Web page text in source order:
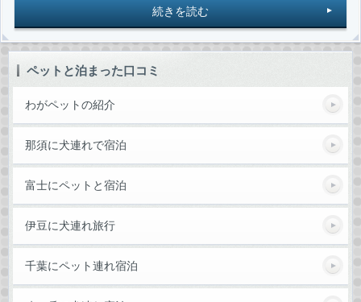
続きを読む
ペットと泊まった口コミ
わがペットの紹介
那須に犬連れで宿泊
富士にペットと宿泊
伊豆に犬連れ旅行
千葉にペット連れ宿泊